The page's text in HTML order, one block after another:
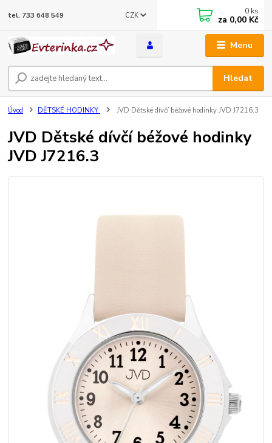
Menu
CZK
Hledat
tel. 733 648 549 0 ks
za 0,00 Kč
Úvod DĚTSKÉ HODINKY JVD Dětské dívčí béžové hodinky JVD J7216.3
JVD Dětské dívčí béžové hodinky
JVD J7216.3